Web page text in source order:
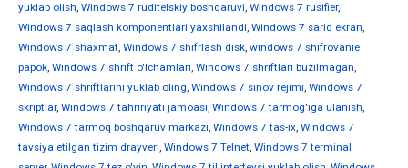
yuklab olish, Windows 7 ruditelskiy boshqaruvi, Windows 7 rusifier,
Windows 7 saqlash komponentlari yaxshilandi, Windows 7 sariq ekran,
Windows 7 shaxmat, Windows 7 shifrlash disk, windows 7 shifrovanie
papok, Windows 7 shrift o'lchamlari, Windows 7 shriftlari buzilmagan,
Windows 7 shriftlarini yuklab oling, Windows 7 sinov rejimi, Windows 7
skriptlar, Windows 7 tahririyati jamoasi, Windows 7 tarmog'iga ulanish,
Windows 7 tarmoq boshqaruv markazi, Windows 7 tas-ix, Windows 7
tavsiya etilgan tizim drayveri, Windows 7 Telnet, Windows 7 terminal